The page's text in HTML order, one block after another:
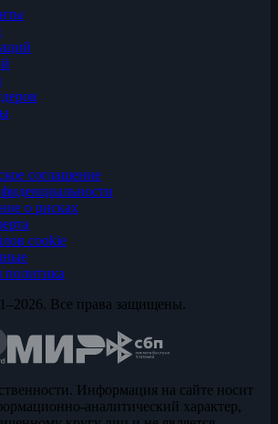
соглашение
о рисках
cookie
политика
Все права защищены.
Информация на сайте носит
аналитический характер,